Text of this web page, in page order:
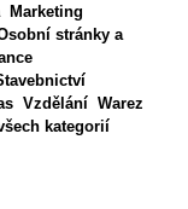
Marketing
stránky a
Vzdělání Warez
kategorií